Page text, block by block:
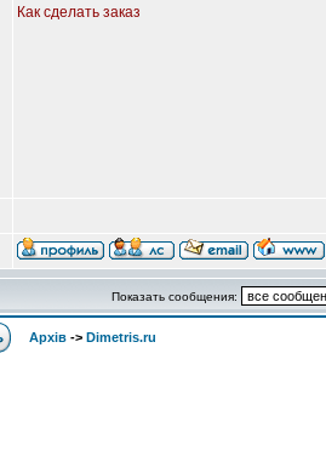
Как сделать заказ
Показать сообщения:
Архів -> Dimetris.ru